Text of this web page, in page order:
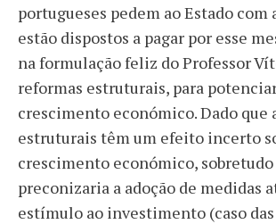
portugueses pedem ao Estado com
estão dispostos a pagar por esse
na formulação feliz do Professor
reformas estruturais, para
crescimento económico. Dado que
estruturais têm um efeito incerto
crescimento económico,
preconizaria a adoção de medidas
estímulo ao investimento (caso